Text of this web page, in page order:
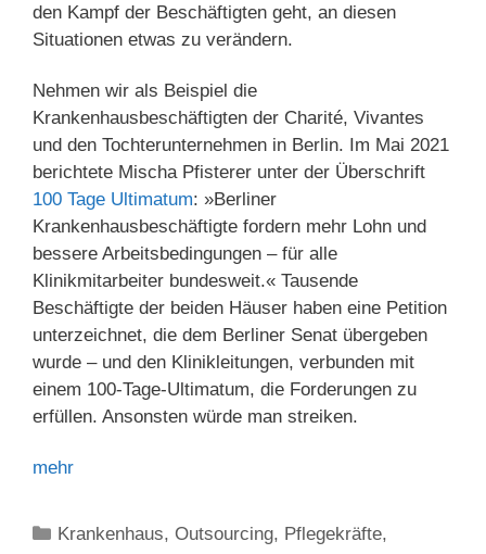
den Kampf der Beschäftigten geht, an diesen
Situationen etwas zu verändern.
Nehmen wir als Beispiel die
Krankenhausbeschäftigten der Charité, Vivantes
und den Tochterunternehmen in Berlin. Im Mai 2021
berichtete Mischa Pfisterer unter der Überschrift
100 Tage Ultimatum: »Berliner
Krankenhausbeschäftigte fordern mehr Lohn und
bessere Arbeitsbedingungen – für alle
Klinikmitarbeiter bundesweit.« Tausende
Beschäftigte der beiden Häuser haben eine Petition
unterzeichnet, die dem Berliner Senat übergeben
wurde – und den Klinikleitungen, verbunden mit
einem 100-Tage-Ultimatum, die Forderungen zu
erfüllen. Ansonsten würde man streiken.
mehr
Kategorien
Krankenhaus,Outsourcing, Pflegekräfte,